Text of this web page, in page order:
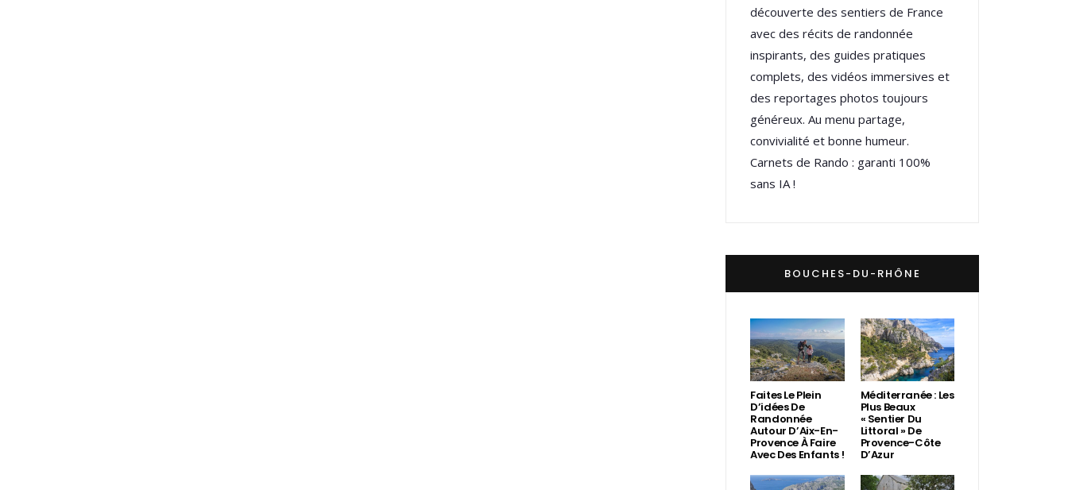
découverte des sentiers de France
avec des récits de randonnée
inspirants, des guides pratiques
complets, des vidéos immersives et
des reportages photos toujours
généreux. Au menu partage,
convivialité et bonne humeur.
Carnets de Rando : garanti 100%
sans IA !
BOUCHES-DU-RHÔNE
Faites Le Plein
D’idées De
Randonnée
Autour D’Aix-En-
Provence À Faire
Avec Des Enfants !
Méditerranée : Les
Plus Beaux
« Sentier Du
Littoral » De
Provence-Côte
D’Azur